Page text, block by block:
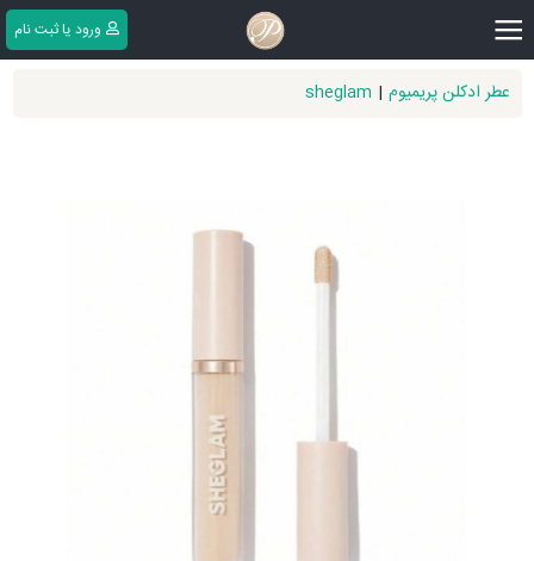
||| ورود یا ثبت ‌نام
عطر ادکلن پریمیوم |
sheglam